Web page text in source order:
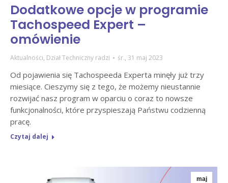
Dodatkowe opcje w programie
Tachospeed Expert –
omówienie
Aktualności, Dział Techniczny radzi śr., 31 maj 2023
Od pojawienia się Tachospeeda Experta minęły już trzy
miesiące. Cieszymy się z tego, że możemy nieustannie
rozwijać nasz program w oparciu o coraz to nowsze
funkcjonalności, które przyspieszają Państwu codzienną
pracę.
Czytaj dalej
maj